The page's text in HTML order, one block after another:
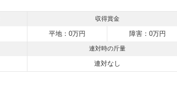
収得賞金
平地：0万円 障害：0万円
連対時の斤量
連対なし